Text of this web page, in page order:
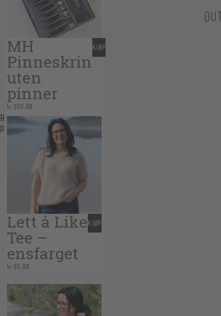
MH
Pinneskrin
uten
pinner
kr369,00
KJØP
Relaterte
produkter
Lett å Like
Tee –
ensfarget
kr85,00
KJØP